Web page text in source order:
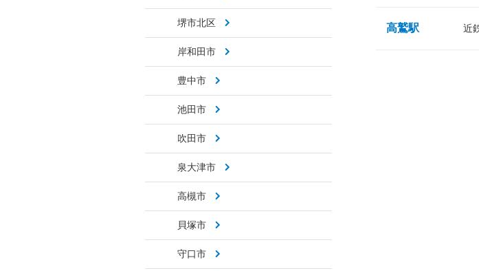
堺市北区
岸和田市
豊中市
池田市
吹田市
泉大津市
高槻市
貝塚市
守口市
高鷲駅 近